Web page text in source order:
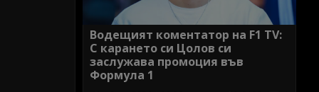
Водещият коментатор на F1 TV:
С карането си Цолов си
заслужава промоция във
Формула 1